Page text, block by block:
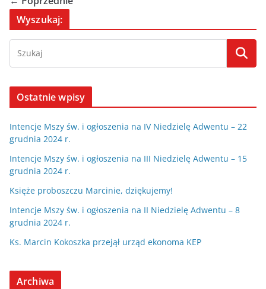
Wyszukaj:
Ostatnie wpisy
Intencje Mszy św. i ogłoszenia na IV Niedzielę Adwentu – 22
grudnia 2024 r.
Intencje Mszy św. i ogłoszenia na III Niedzielę Adwentu – 15
grudnia 2024 r.
Księże proboszczu Marcinie, dziękujemy!
Intencje Mszy św. i ogłoszenia na II Niedzielę Adwentu – 8
grudnia 2024 r.
Ks. Marcin Kokoszka przejął urząd ekonoma KEP
Archiwa